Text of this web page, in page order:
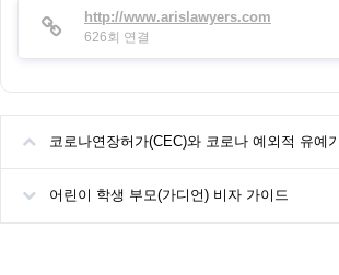
http://www.arislawyers.com
626회 연결
코로나연장허가(CEC)와 코로나 예외적 유예
어린이 학생 부모(가디언) 비자 가이드